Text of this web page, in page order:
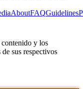
AboutFAQGuidelines
y los
sus respectivos